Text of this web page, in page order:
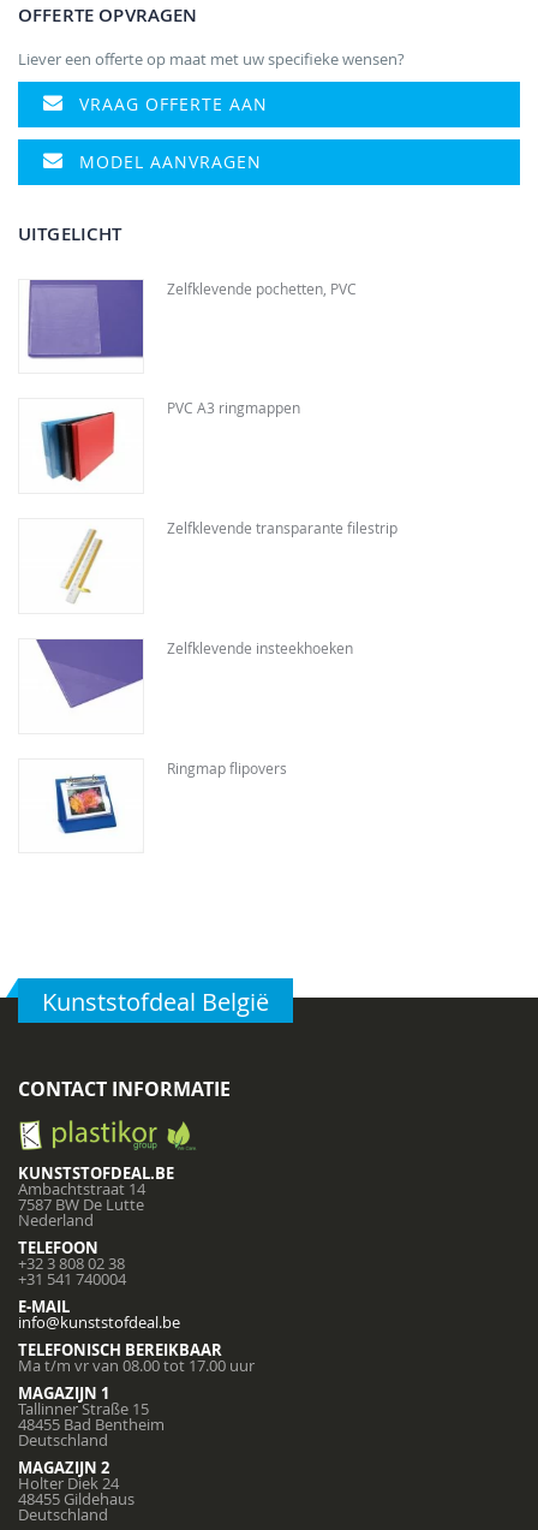
OFFERTE OPVRAGEN
Liever een offerte op maat met uw specifieke wensen?
VRAAG OFFERTE AAN
MODEL AANVRAGEN
UITGELICHT
Zelfklevende pochetten, PVC
PVC A3 ringmappen
Zelfklevende transparante filestrip
Zelfklevende insteekhoeken
Ringmap flipovers
Kunststofdeal België
CONTACT INFORMATIE
KUNSTSTOFDEAL.BE
Ambachtstraat 14
7587 BW De Lutte
Nederland
TELEFOON
+32 3 808 02 38
+31 541 740004
E-MAIL
info@kunststofdeal.be
TELEFONISCH BEREIKBAAR
Ma t/m vr van 08.00 tot 17.00 uur
MAGAZIJN 1
Tallinner Straße 15
48455 Bad Bentheim
Deutschland
MAGAZIJN 2
Holter Diek 24
48455 Gildehaus
Deutschland